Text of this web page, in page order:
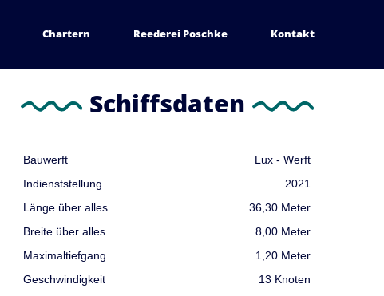
Chartern Reederei Poschke Kontakt
Schiffsdaten
Bauwerft
Lux - Werft
Indienststellung
2021
Länge über alles
36,30 Meter
Breite über alles
8,00 Meter
Maximaltiefgang
1,20 Meter
Geschwindigkeit
13 Knoten